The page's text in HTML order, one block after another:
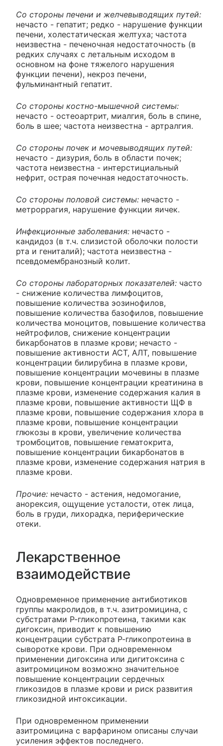
Со стороны печени и желчевыводящих путей:
нечасто - гепатит; редко - нарушение функции
печени, холестатическая желтуха; частота
неизвестна - печеночная недостаточность (в
редких случаях с летальным исходом в
основном на фоне тяжелого нарушения
функции печени), некроз печени,
фульминантный гепатит.
Со стороны костно-мышечной системы:
нечасто - остеоартрит, миалгия, боль в спине,
боль в шее; частота неизвестна - артралгия.
Со стороны почек и мочевыводящих путей:
нечасто - дизурия, боль в области почек;
частота неизвестна - интерстициальный
нефрит, острая почечная недостаточность.
Со стороны половой системы: нечасто -
метроррагия, нарушение функции яичек.
Инфекционные заболевания: нечасто -
кандидоз (в т.ч. слизистой оболочки полости
рта и гениталий); частота неизвестна -
псевдомембранозный колит.
Со стороны лабораторных показателей: часто
- снижение количества лимфоцитов,
повышение количества эозинофилов,
повышение количества базофилов, повышение
количества моноцитов, повышение количества
нейтрофилов, снижение концентрации
бикарбонатов в плазме крови; нечасто -
повышение активности АСТ, АЛТ, повышение
концентрации билирубина в плазме крови,
повышение концентрации мочевины в плазме
крови, повышение концентрации креатинина в
плазме крови, изменение содержания калия в
плазме крови, повышение активности ЩФ в
плазме крови, повышение содержания хлора в
плазме крови, повышение концентрации
глюкозы в крови, увеличение количества
тромбоцитов, повышение гематокрита,
повышение концентрации бикарбонатов в
плазме крови, изменение содержания натрия в
плазме крови.
Прочие: нечасто - астения, недомогание,
анорексия, ощущение усталости, отек лица,
боль в груди, лихорадка, периферические
отеки.
Лекарственное
взаимодействие
Одновременное применение антибиотиков
группы макролидов, в т.ч. азитромицина, с
субстратами Р-гликопротеина, такими как
дигоксин, приводит к повышению
концентрации субстрата Р-гликопротеина в
сыворотке крови. При одновременном
применении дигоксина или дигитоксина с
азитромицином возможно значительное
повышение концентрации сердечных
гликозидов в плазме крови и риск развития
гликозидной интоксикации.
При одновременном применении
азитромицина с варфарином описаны случаи
усиления эффектов последнего.